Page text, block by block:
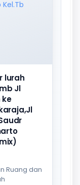
lurah
Jl
ke
Ruang dan